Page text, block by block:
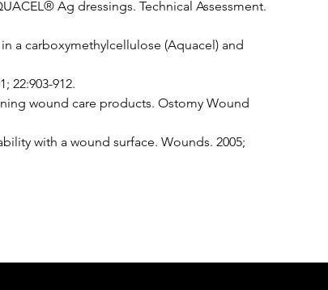
Ag dressings. Technical Assessment.
a carboxymethylcellulose (Aquacel) and
22:903-912.
wound care products. Ostomy Wound
with a wound surface. Wounds. 2005;